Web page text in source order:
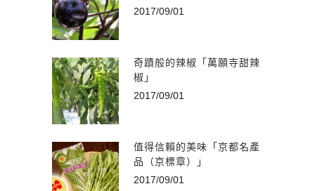
2017/09/01
奇蹟般的辣椒「萬願寺甜辣
椒」
2017/09/01
值得信賴的美味「京都名產
品（京標章）」
2017/09/01